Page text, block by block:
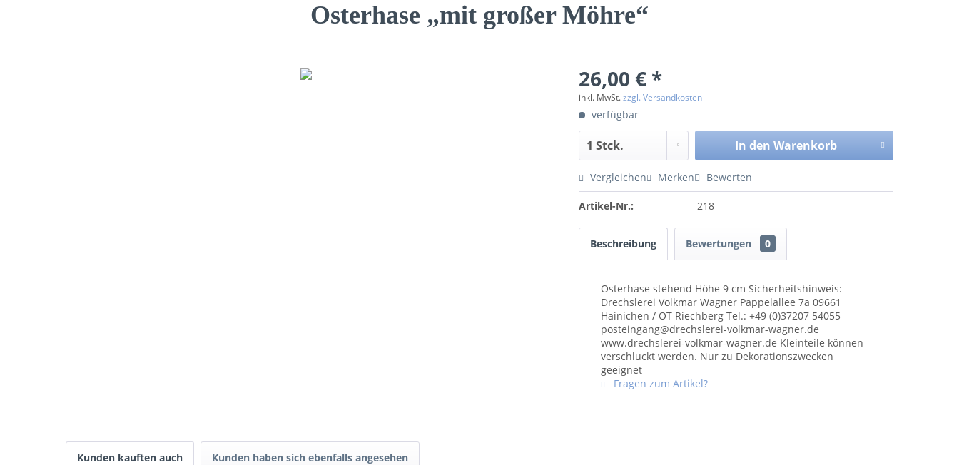
Osterhase „mit großer Möhre“
26,00 € *
inkl. MwSt.zzgl. Versandkosten
verfügbar
In den Warenkorb
Vergleichen Merken Bewerten
Artikel-Nr.: 218
Beschreibung Bewertungen 0
Osterhase stehend Höhe 9 cm Sicherheitshinweis:
Drechslerei Volkmar Wagner Pappelallee 7a 09661
Hainichen / OT Riechberg Tel.: +49 (0)37207 54055
posteingang@drechslerei-volkmar-wagner.de
www.drechslerei-volkmar-wagner.de Kleinteile können
verschluckt werden. Nur zu Dekorationszwecken
geeignet
Fragen zum Artikel?
Kunden kauften auch Kunden haben sich ebenfalls angesehen